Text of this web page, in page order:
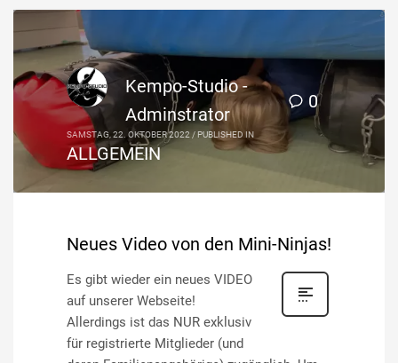
0
Kempo-Studio -
Adminstrator
SAMSTAG, 22. OKTOBER 2022 /PUBLISHED IN
ALLGEMEIN
Neues Video von den Mini-Ninjas!
Es gibt wieder ein neues VIDEO
auf unserer Webseite!
Allerdings ist das NUR exklusiv
für registrierte Mitglieder (und